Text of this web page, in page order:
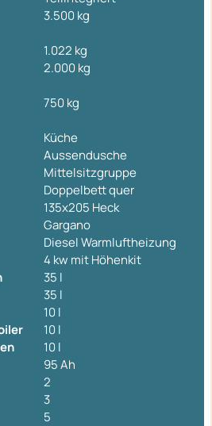
3.500 kg
1.022 kg
2.000 kg
750 kg
Küche
Aussendusche
Mittelsitzgruppe
Doppelbett quer
135x205 Heck
Gargano
Diesel Warmluftheizung
4 kw mit Höhenkit
35 l
35 l
10 l
10 l
10 l
95 Ah
2
3
5